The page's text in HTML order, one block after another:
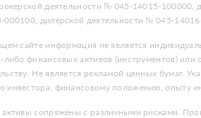
деятельности № 045-14015-
дилерской деятельности № 045-
сайте информация не является
финансовых активов (инструментов)
Не является рекламой ценных бумаг.
инвестора, финансовому положению, опыту
сопряжены с различными рисками.